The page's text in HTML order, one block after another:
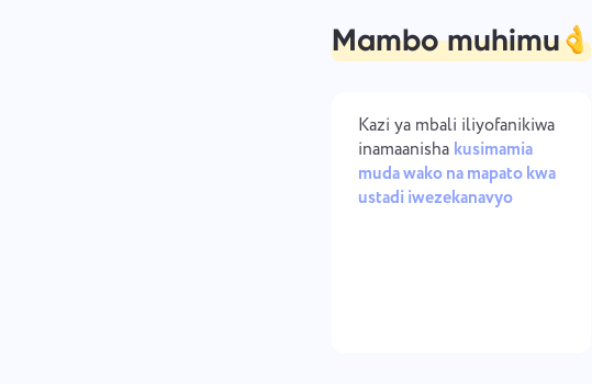
Mambo muhimu
Kazi ya mbali iliyofanikiwa
inamaanisha kusimamia
muda wako na mapato kwa
ustadi iwezekanavyo